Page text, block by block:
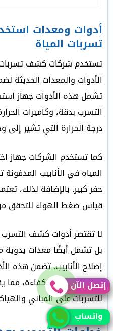
أدوات ومعدات
تسربات المياة
تستخدم شركات كشف تسربات
الأدوات والمعدات الحديثة
تشمل هذه الأدوات جهاز
التسرب بدقة، وكاميرات
درجة الحرارة التي تشير إلى
كما تستخدم الشركات جهاز
المياه في الأنابيب
حفر كبير. بالإضافة لذلك،
قياس ضغط الهواء للتحقق من
لا تقتصر أدوات كشف
بل تشمل أيضًا معدات يدوية
إصلاح الأنابيب. تضمن هذه
الإصلاح بسرعة وكفاءة، مما
للتسربات على المباني
إتصل الآن
واتساب
إتصل الآن
واتساب